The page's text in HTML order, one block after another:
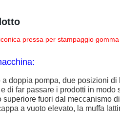
pressa per stampaggio
doppia pompa, due posizioni
di far passare i prodotti in
fuori dal meccanismo
a vuoto elevato, la muffa